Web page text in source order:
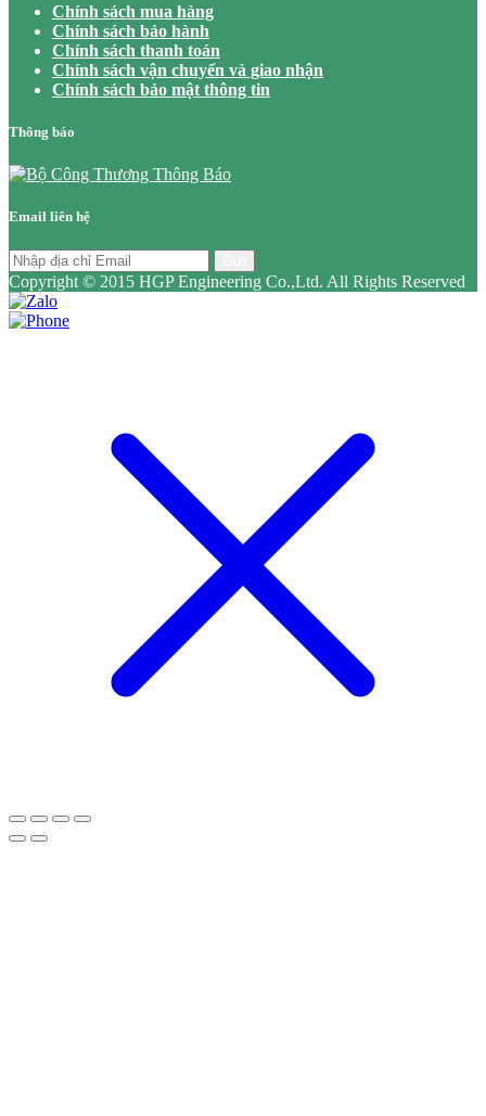
Chính sách mua hàng
Chính sách bảo hành
Chính sách thanh toán
Chính sách vận chuyển và giao nhận
Chính sách bảo mật thông tin
Thông báo
Email liên hệ
Copyright © 2015 HGP Engineering Co.,Ltd. All Rights Reserved